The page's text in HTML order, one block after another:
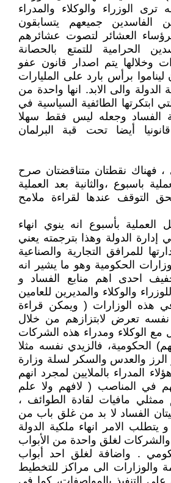
ترى الوزراء والوكلاء والمدراء
الفاسدين جميعهم يتسابقون
لرؤساء العشائر لتصوت عشائرهم
الحرامية للتمتع بالحصانة
وخلالها يتم اصدار قانون عفو
ليناموا برأس بارد على المليارات
والى الابد. انها واحدة من
ابتكرتها الطائفية السياسية في
الفساد وجعله ليس فقط سهلا
أيضا تحت قبة البرلمان
، فهناك نقطتان متناقضتان صرح
باسبوع ،والثانية بعد العملية
التوقف عندها لقراءة ملامح
بأسبوع انه ينوي انهاء
إدارة الدولة وهذا بترجمته يعني
للمرافق التجارية والصناعية
الحكومية وهو ما يشير انه
احدى اهم منابع الفساد و
والوكلاء والمديرين للعامين
هذه الوزارات ( ويمكن قراءة
تعرض لابتزازهم من خلال
مع الوكلاء ومدراء هذه الشركات
الحكومية، فالزيدي نفسه مثلا
الرز والعدس والسكر لسلة وزارة
المدراء بالملايين لمجرد انهم
في المناصب ( لافهم ولا علم
مافيات لقادة الطوائف ،
الفساد لا بد من غلق باب من
يتطلب الامر انهاء ملكية الدولة
والشركات لغلق واحدة من الأبواب
. واضافة لغلق احد أبواب
والوزارات الى مراكز للتخطيط